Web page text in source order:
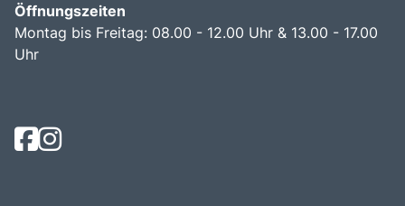
Öffnungszeiten
Montag bis Freitag: 08.00 - 12.00 Uhr & 13.00 - 17.00
Uhr